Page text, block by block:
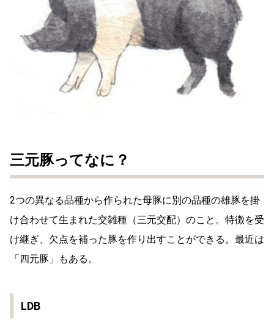
三元豚ってなに？
2つの異なる品種から作られた母豚に別の品種の雄豚を掛
け合わせて生まれた交雑種（三元交配）のこと。特徴を受
け継ぎ、欠点を補った豚を作り出すことができる。最近は
「四元豚」もある。
LDB